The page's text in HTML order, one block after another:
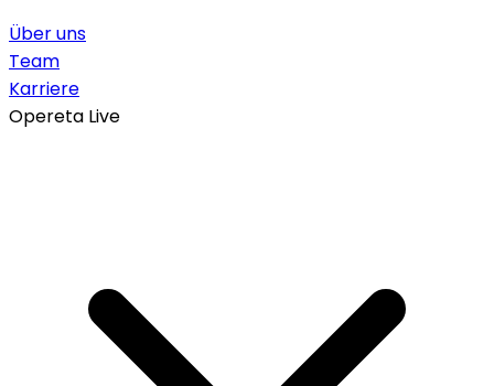
Über uns
Team
Karriere
Opereta Live